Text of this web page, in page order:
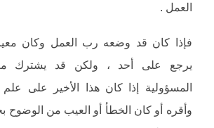
العمل .
فإذا كان قد وضعه رب العمل وكان
يرجع على أحد ، ولكن قد يشترك
المسؤولية إذا كان هذا الأخير على علم
وأقره أو كان الخطأ أو العيب من الوضوح